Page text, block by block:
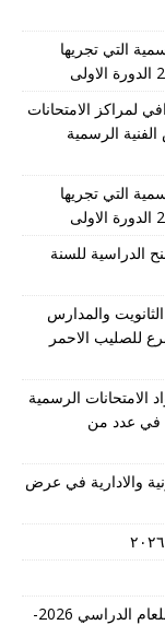
الرسمية التي تجريها
لمراكز الامتحانات
الرسمية
الرسمية التي تجريها
الدراسية للسنة
عن الثانويت والمدارس
للصليب الاحمر
الامتحانات الرسمية
في عدد من
القانونية والادارية في عرض
اعلان بشأن المنح المقدمة من المملكة المغربية للعام الدراسي 2026-